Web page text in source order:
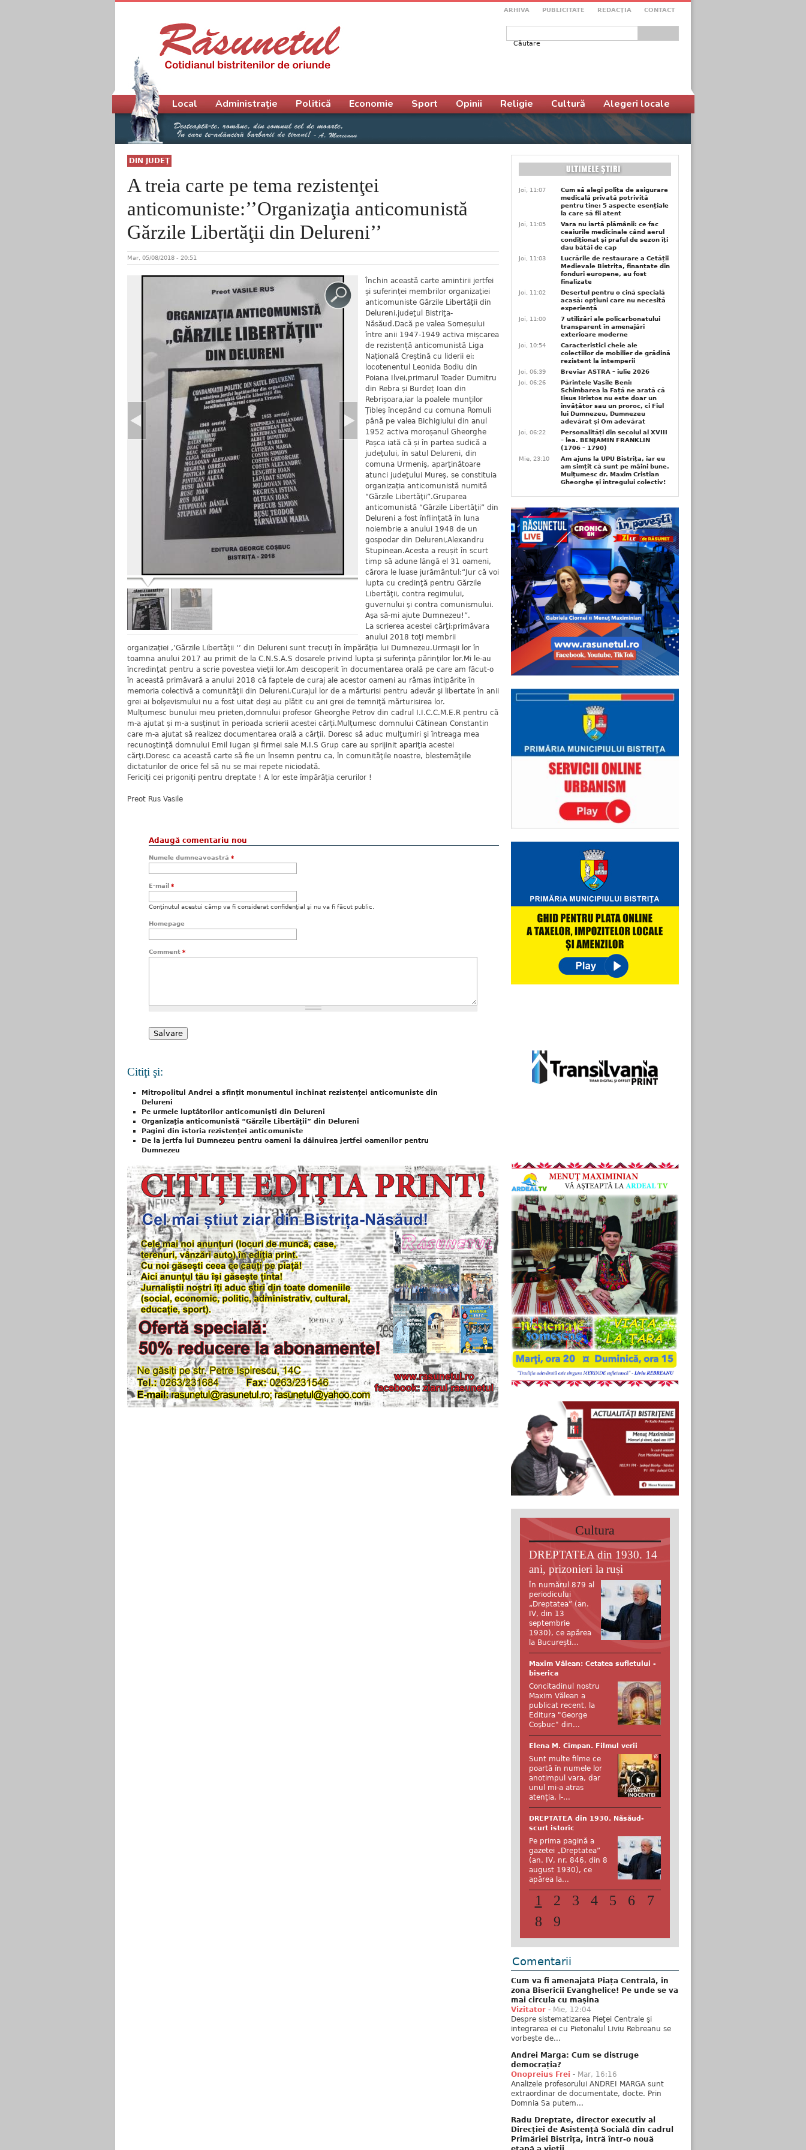
ARHIVA PUBLICITATE REDACŢIA CONTACT
Formular de căutare
DIN JUDEŢ
A treia carte pe tema rezistenţei
anticomuniste:’’Organizaţia anticomunistă
Gărzile Libertăţii din Delureni’’
Mar, 05/08/2018 - 20:51
Închin această carte amintirii jertfei
și suferinței membrilor organizaţiei
anticomuniste Gărzile Libertăţii din
Delureni,judeţul Bistriţa-
Năsăud.Dacă pe valea Someșului
între anii 1947-1949 activa mișcarea
de rezistență anticomunistă Liga
Națională Creștină cu liderii ei:
locotenentul Leonida Bodiu din
Poiana Ilvei,primarul Toader Dumitru
din Rebra și Burdeț Ioan din
Rebrișoara,iar la poalele munților
Țibleș începând cu comuna Romuli
până pe valea Bichigiului din anul
1952 activa moroșanul Gheorghe
Pașca iată că și în partea sudică a
judeţului, în satul Delureni, din
comuna Urmeniş, aparţinătoare
atunci judeţului Mureş, se constituia
organizaţia anticomunistă numită
“Gărzile Libertăţii”.Gruparea
anticomunistă “Gărzile Libertăţii” din
Delureni a fost înființată în luna
noiembrie a anului 1948 de un
gospodar din Delureni,Alexandru
Stupinean.Acesta a reușit în scurt
timp să adune lângă el 31 oameni,
cărora le luase jurământul:“Jur că voi
lupta cu credinţă pentru Gărzile
Libertăţii, contra regimului,
guvernului şi contra comunismului.
Aşa să-mi ajute Dumnezeu!”.
La scrierea acestei cărţi:primăvara
anului 2018 toţi membrii
organizaţiei ‚’Gărzile Libertăţii ‘’ din Delureni sunt trecuţi în împărăţia lui Dumnezeu.Urmaşii lor în
toamna anului 2017 au primit de la C.N.S.A.S dosarele privind lupta şi suferinţa părinţilor lor.Mi le-au
încredinţat pentru a scrie povestea vieţii lor.Am descoperit în documentarea orală pe care am făcut-o
în această primăvară a anului 2018 că faptele de curaj ale acestor oameni au rămas întipărite în
memoria colectivă a comunităţii din Delureni.Curajul lor de a mărturisi pentru adevăr şi libertate în anii
grei ai bolşevismului nu a fost uitat deşi au plătit cu ani grei de temniţă mărturisirea lor.
Mulțumesc bunului meu prieten,domnului profesor Gheorghe Petrov din cadrul I.I.C.C.M.E.R pentru că
m-a ajutat și m-a susținut în perioada scrierii acestei cărți.Mulțumesc domnului Cătinean Constantin
care m-a ajutat să realizez documentarea orală a cărții. Doresc să aduc mulţumiri şi întreaga mea
recunoştinţă domnului Emil Iugan și firmei sale M.I.S Grup care au sprijinit apariţia acestei
cărţi.Doresc ca această carte să fie un însemn pentru ca, în comunităţile noastre, blestemăţiile
dictaturilor de orice fel să nu se mai repete niciodată.
Fericiți cei prigoniți pentru dreptate ! A lor este împărăția cerurilor !
Preot Rus Vasile
Adaugă comentariu nou
Numele dumneavoastră *
E-mail *
Conţinutul acestui câmp va fi considerat confidenţial şi nu va fi făcut public.
Homepage
Comment *
Citiţi şi:
Mitropolitul Andrei a sfințit monumentul închinat rezistenței anticomuniste din
Delureni
Pe urmele luptătorilor anticomunişti din Delureni
Organizaţia anticomunistă “Gărzile Libertăţii” din Delureni
Pagini din istoria rezistenței anticomuniste
De la jertfa lui Dumnezeu pentru oameni la dăinuirea jertfei oamenilor pentru
Dumnezeu
Meniu principal
Local Administrație Politică Economie Sport Opinii Religie Cultură Alegeri locale
Joi, 11:07
Cum să alegi polița de asigurare
medicală privată potrivită
pentru tine: 5 aspecte esențiale
la care să fii atent
Joi, 11:05
Vara nu iartă plămânii: ce fac
ceaiurile medicinale când aerul
condiționat și praful de sezon îți
dau bătăi de cap
Joi, 11:03
Lucrările de restaurare a Cetății
Medievale Bistrița, finanțate din
fonduri europene, au fost
finalizate
Joi, 11:02
Desertul pentru o cină specială
acasă: opțiuni care nu necesită
experiență
Joi, 11:00
7 utilizări ale policarbonatului
transparent în amenajări
exterioare moderne
Joi, 10:54
Caracteristici cheie ale
colecțiilor de mobilier de grădină
rezistent la intemperii
Joi, 06:39
Breviar ASTRA – iulie 2026
Joi, 06:26
Părintele Vasile Beni:
Schimbarea la Față ne arată că
Iisus Hristos nu este doar un
învățător sau un proroc, ci Fiul
lui Dumnezeu, Dumnezeu
adevărat și Om adevărat
Joi, 06:22
Personalități din secolul al XVIII
– lea. BENJAMIN FRANKLIN
(1706 – 1790)
Mie, 23:10
Am ajuns la UPU Bistrița, iar eu
am simțit că sunt pe mâini bune.
Mulţumesc dr. Maxim Cristian
Gheorghe şi întregului colectiv!
Cultura
DREPTATEA din 1930. 14
ani, prizonieri la ruși
În numărul 879 al
periodicului
„Dreptatea” (an.
IV, din 13
septembrie
1930), ce apărea
la București...
Maxim Vălean: Cetatea sufletului -
biserica
Concitadinul nostru
Maxim Vălean a
publicat recent, la
Editura "George
Coşbuc" din...
Elena M. Cîmpan. Filmul verii
Sunt multe filme ce
poartă în numele lor
anotimpul vara, dar
unul mi-a atras
atenția, l-...
DREPTATEA din 1930. Năsăud-
scurt istoric
Pe prima pagină a
gazetei „Dreptatea”
(an. IV, nr. 846, din 8
august 1930), ce
apărea la...
1 2 3 4 5 6
7
8
9
Comentarii
Cum va fi amenajată Piața Centrală, în
zona Bisericii Evanghelice! Pe unde se va
mai circula cu mașina
Vizitator - Mie, 12:04
Despre sistematizarea Pieţei Centrale şi
integrarea ei cu Pietonalul Liviu Rebreanu se
vorbeşte de...
Andrei Marga: Cum se distruge
democrația?
Onopreius Frei - Mar, 16:16
Analizele profesorului ANDREI MARGA sunt
extraordinar de documentate, docte. Prin
Domnia Sa putem...
Radu Dreptate, director executiv al
Direcției de Asistență Socială din cadrul
Primăriei Bistrița, intră într-o nouă